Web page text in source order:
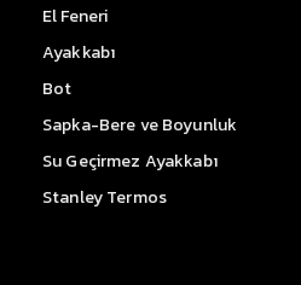
El Feneri
Ayakkabı
Bot
Sapka-Bere ve Boyunluk
Su Geçirmez Ayakkabı
Stanley Termos